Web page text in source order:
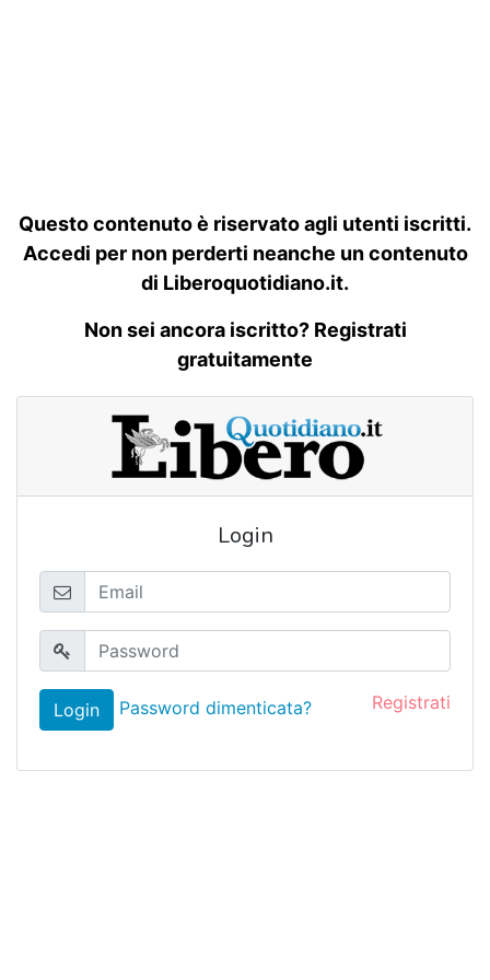
Questo contenuto è riservato agli utenti iscritti.
Accedi per non perderti neanche un contenuto
di Liberoquotidiano.it.
Non sei ancora iscritto? Registrati
gratuitamente
Login
Login Password dimenticata? Registrati